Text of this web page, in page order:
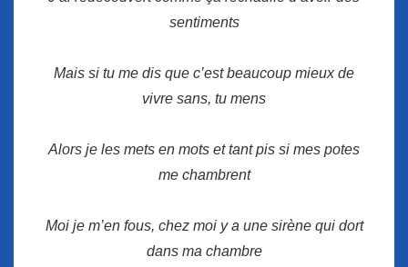
sentiments
Mais si tu me dis que c’est beaucoup mieux de
vivre sans, tu mens
Alors je les mets en mots et tant pis si mes potes
me chambrent
Moi je m’en fous, chez moi y a une sirène qui dort
dans ma chambre